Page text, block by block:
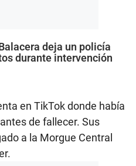
deja un policía
durante intervención
en TikTok donde había
de fallecer. Sus
a la Morgue Central